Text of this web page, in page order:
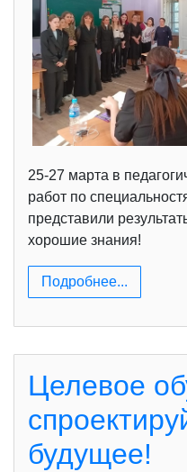
25-27 марта в
работ по
представили
хорошие знания!
Подробнее...
Целевое
будущее!